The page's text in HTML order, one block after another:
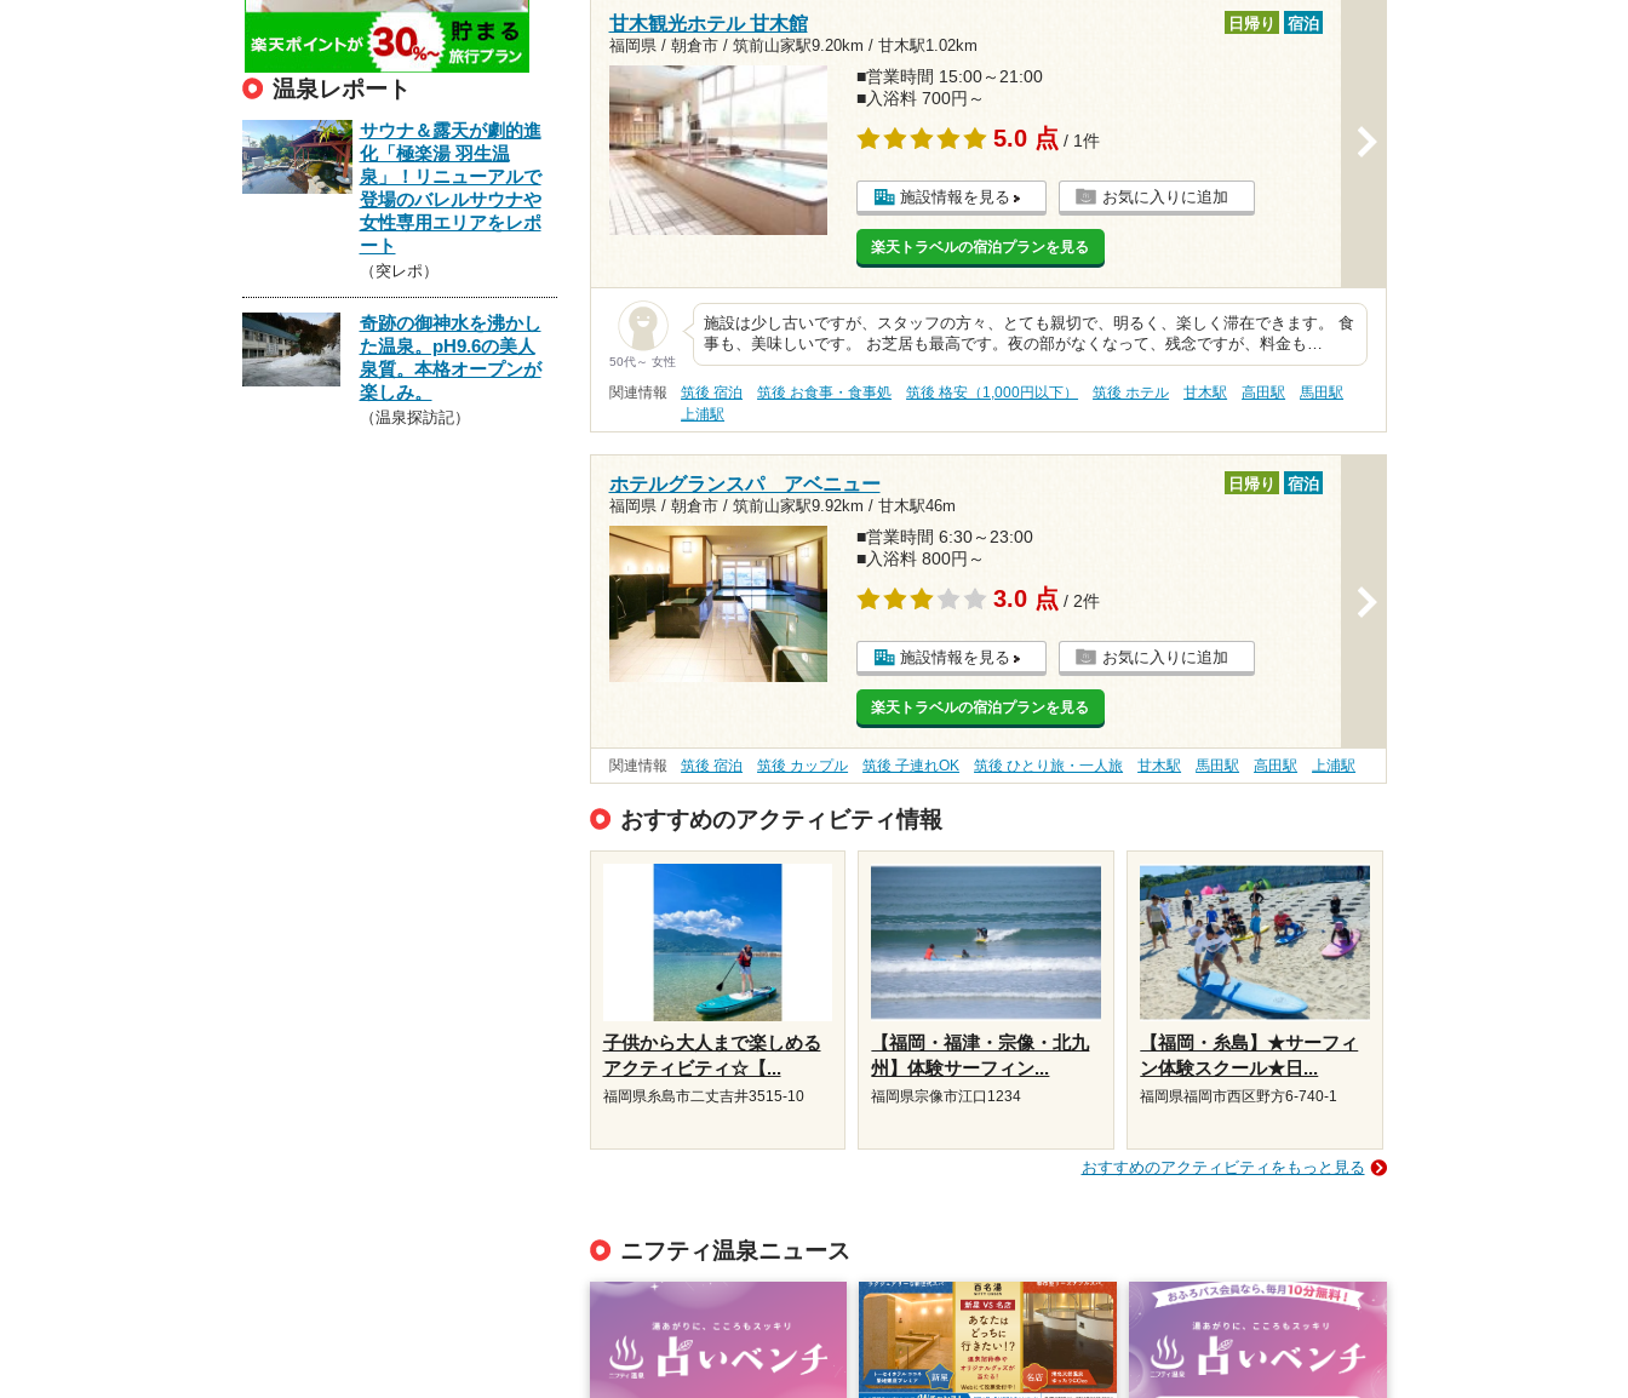
甘木観光ホテル 甘木館
福岡県 / 朝倉市 / 筑前山家駅9.20km / 甘木駅1.02km
日帰り 宿泊
■営業時間 15:00～21:00
■入浴料 700円～
5.0 点 / 1件
施設情報を見る お気に入りに追加
楽天トラベルの宿泊プランを見る
50代～ 女性
施設は少し古いですが、スタッフの方々、とても親切で、明るく、楽しく滞在できます。 食
事も、美味しいです。 お芝居も最高です。夜の部がなくなって、残念ですが、料金も…
関連情報 筑後 宿泊 筑後 お食事・食事処 筑後 格安（1,000円以下） 筑後 ホテル 甘木駅 高田駅
馬田駅
上浦駅
ホテルグランスパ アベニュー
福岡県 / 朝倉市 / 筑前山家駅9.92km / 甘木駅46m
日帰り 宿泊
■営業時間 6:30～23:00
■入浴料 800円～
3.0 点 / 2件
施設情報を見る お気に入りに追加
楽天トラベルの宿泊プランを見る
関連情報 筑後 宿泊 筑後 カップル 筑後 子連れOK 筑後 ひとり旅・一人旅 甘木駅 馬田駅 高田駅 上浦駅
おすすめのアクティビティ情報
子供から大人まで楽しめる
アクティビティ☆【...
福岡県糸島市二丈吉井3515-10
【福岡・福津・宗像・北九
州】体験サーフィン...
福岡県宗像市江口1234
【福岡・糸島】★サーフィ
ン体験スクール★日...
福岡県福岡市西区野方6-740-1
おすすめのアクティビティをもっと見る
ニフティ温泉ニュース
温泉レポート
サウナ＆露天が劇的進
化「極楽湯 羽生温
泉」！リニューアルで
登場のバレルサウナや
女性専用エリアをレポ
ート
（突レポ）
奇跡の御神水を沸かし
た温泉。pH9.6の美人
泉質。本格オープンが
楽しみ。
（温泉探訪記）